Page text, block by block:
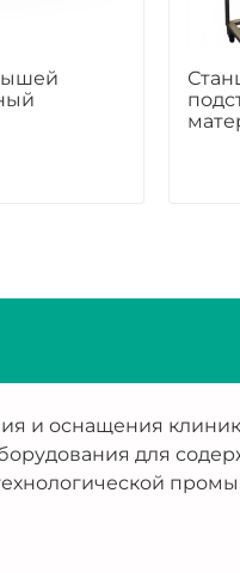
и оснащения
для